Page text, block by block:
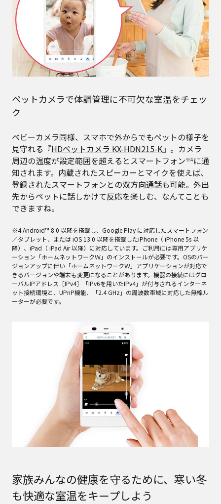
ペットカメラで体調管理に不可欠な室温をチェッ
ク
ベビーカメラ同様、スマホで外からでもペットの様子を
見守れる『HDペットカメラ KX-HDN215-K』。カメラ
周辺の温度が設定範囲を超えるとスマートフォン※4 に通
知されます。内蔵されたスピーカーとマイクを使えば、
登録されたスマートフォンとの双方向通話も可能。外出
先からペットに話しかけて反応を楽しむ、なんてことも
できますね。
※4 Android™ 8.0 以降を搭載し、Google Play に対応したスマートフォン
／タブレット、または iOS 13.0 以降を搭載したiPhone（ iPhone 5s 以
降）、iPad（ iPad Air 以降）に対応しています。ご利用には専用アプリケ
ーション「ホームネットワークＷ」のインストールが必要です。OSのバー
ジョンアップに伴い「ホームネットワークＷ」アプリケーションが対応で
きるバージョンや端末も変更になることがあります。機器の接続にはグロ
ーバルIPアドレス［IPv4］「IPv6を用いたIPv4」が付与されるインターネ
ット接続環境と、UPnP機能、「2.4 GHz」の周波数帯域に対応した無線ル
ーターが必要です。
家族みんなの健康を守るために、寒い冬
も快適な室温をキープしよう